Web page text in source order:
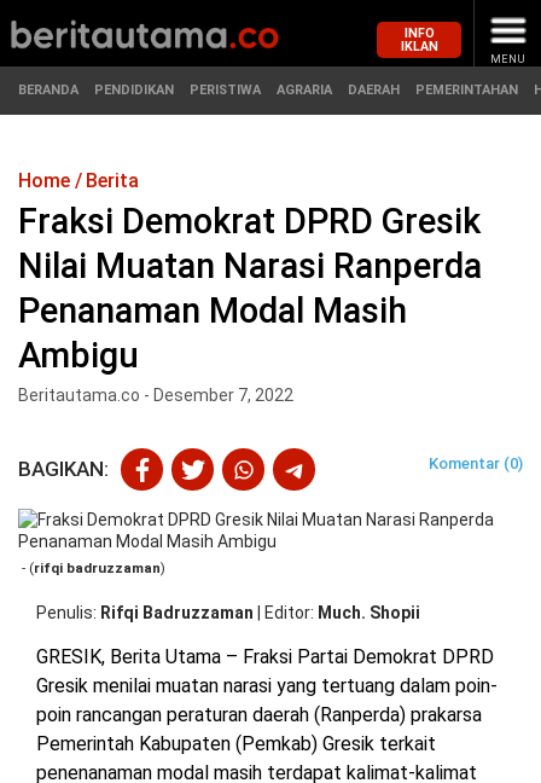
MASUK
BERANDA
PERISTIWA
PENDIDIKAN
HUKUM
REDAKSI
TENTANG
KAMI
KERJASAMA
PEDOMAN
MEDIA
CYBER
INFO
IKLAN
MENU
BERANDA PENDIDIKAN PERISTIWA AGRARIA DAERAH PEMERINTAHAN
Home Berita
Fraksi Demokrat DPRD Gresik
Nilai Muatan Narasi Ranperda
Penanaman Modal Masih
Ambigu
Beritautama.co - Desember 7, 2022
BAGIKAN: Komentar (0)
- (rifqi badruzzaman)
Penulis Rifqi Badruzzaman Editor Much. Shopii
GRESIK, Berita Utama – Fraksi Partai Demokrat DPRD
Gresik menilai muatan narasi yang tertuang dalam poin-
poin rancangan peraturan daerah (Ranperda) prakarsa
Pemerintah Kabupaten (Pemkab) Gresik terkait
penenanaman modal masih terdapat kalimat-kalimat